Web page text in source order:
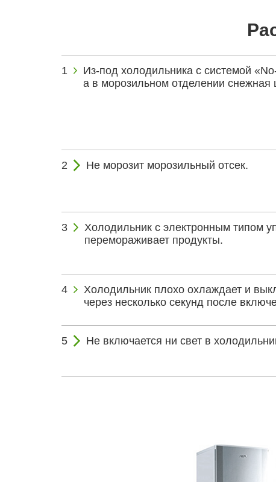
Из-под холодильника с системой
а в морозильном отделении снежная
Не морозит морозильный отсек.
Холодильник с электронным типом
перемораживает продукты.
Холодильник плохо охлаждает и
через несколько секунд после
Не включается ни свет в